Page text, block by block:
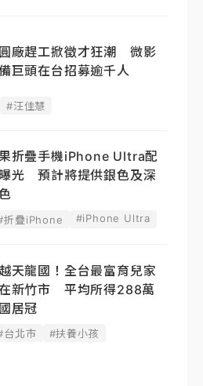
廠趕工掀徵才狂潮 微影
巨頭在台招募逾千人
#汪佳慧
折疊手機iPhone Ultra配
光 預計將提供銀色及深
折疊iPhone #iPhone Ultra
天龍國！全台最富育兒家
新竹市 平均所得288萬
居冠
台北市 #扶養小孩